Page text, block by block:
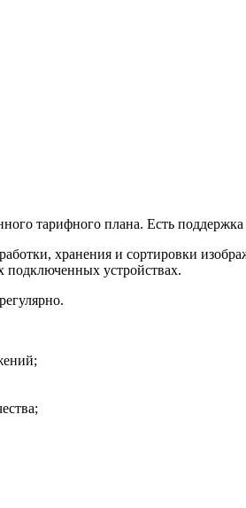
тарифного плана. Есть
хранения и сортировки
подключенных устройствах.